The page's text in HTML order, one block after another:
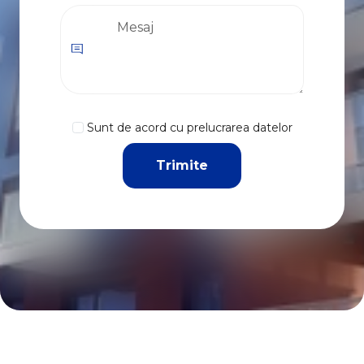
Sunt de acord cu prelucrarea datelor